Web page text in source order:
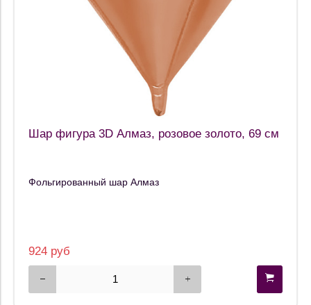
Шар фигура 3D Алмаз, розовое золото, 69 см
Фольгированный шар Алмаз
924 руб